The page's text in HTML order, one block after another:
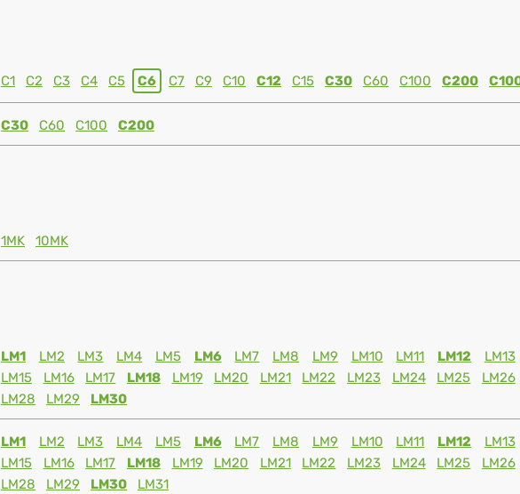
C1 C2 C3 C4 C5 C6 C7 C9 C10 C12 C15 C30 C60 C100 C200
C30 C60 C100 C200
1MK 10MK
LM1 LM2 LM3 LM4 LM5 LM6 LM7 LM8 LM9 LM10 LM11 LM12
LM13
LM15
LM16 LM17 LM18 LM19 LM20 LM21 LM22 LM23 LM24 LM25
LM26
LM28
LM29 LM30
LM1 LM2 LM3 LM4 LM5 LM6 LM7 LM8 LM9 LM10 LM11 LM12
LM13
LM15
LM16 LM17 LM18 LM19 LM20 LM21 LM22 LM23 LM24 LM25
LM26
LM28
LM29 LM30 LM31